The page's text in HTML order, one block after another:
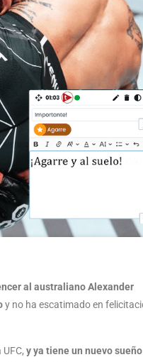
al australiano Alexander
y no ha escatimado en
y ya tiene un nuevo